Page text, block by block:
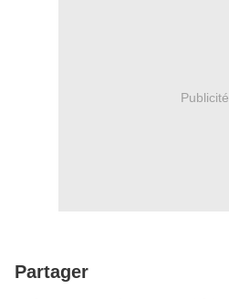
Publicité
Partager